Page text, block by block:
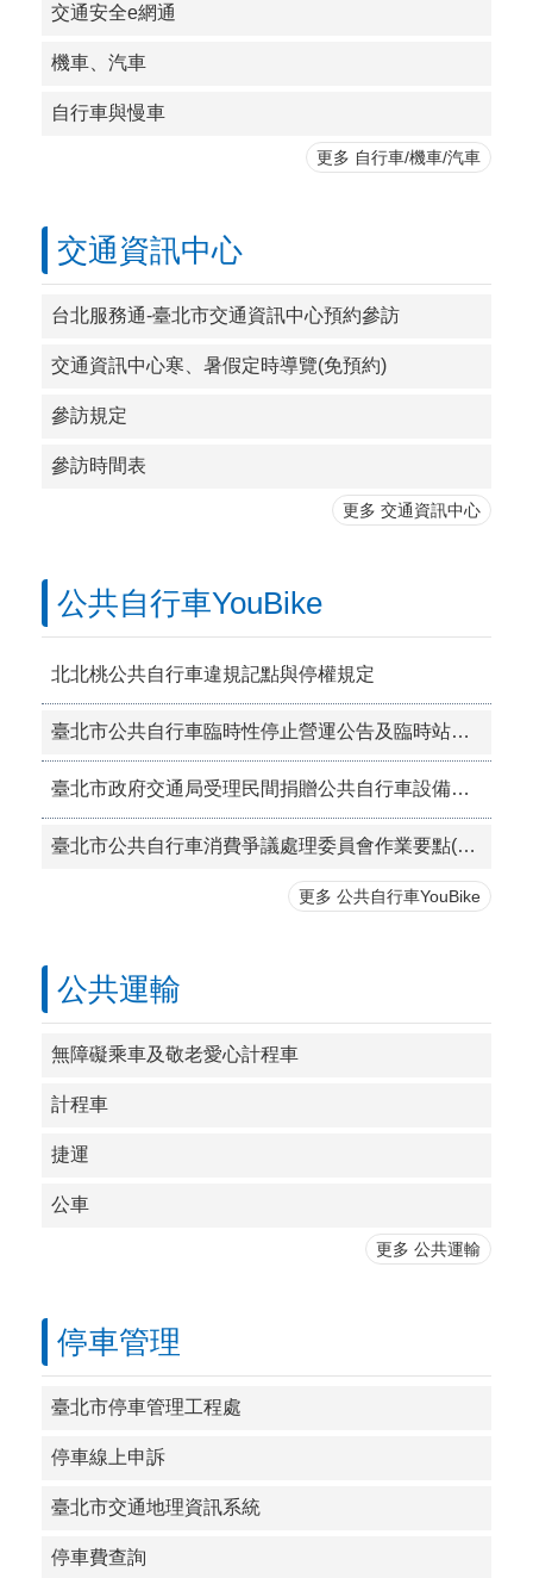
交通安全e網通
機車、汽車
自行車與慢車
更多 自行車/機車/汽車
交通資訊中心
台北服務通-臺北市交通資訊中心預約參訪
交通資訊中心寒、暑假定時導覽(免預約)
參訪規定
參訪時間表
更多 交通資訊中心
公共自行車YouBike
北北桃公共自行車違規記點與停權規定
臺北市公共自行車臨時性停止營運公告及臨時站設置作業原則
臺北市政府交通局受理民間捐贈公共自行車設備注意事項
臺北市公共自行車消費爭議處理委員會作業要點(PDF檔案)
更多 公共自行車YouBike
公共運輸
無障礙乘車及敬老愛心計程車
計程車
捷運
公車
更多 公共運輸
停車管理
臺北市停車管理工程處
停車線上申訴
臺北市交通地理資訊系統
停車費查詢